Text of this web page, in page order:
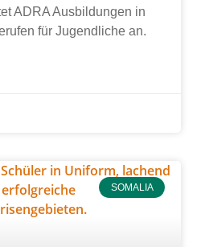
ADRA Ausbildungen in
für Jugendliche an.
SOMALIA